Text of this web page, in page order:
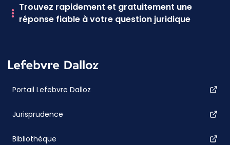
Trouvez rapidement et gratuitement une
réponse fiable à votre question juridique
Portail Lefebvre Dalloz
Jurisprudence
Bibliothèque